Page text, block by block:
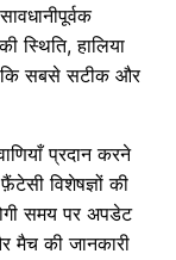
स्थिति, हालिया
सबसे सटीक और
प्रदान करने
विशेषज्ञों की
समय पर अपडेट
मैच की जानकारी